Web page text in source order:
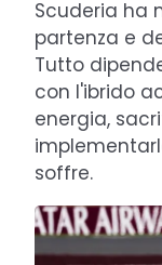
Scuderia ha
partenza e
Tutto
con l'ibrido
energia,
soffre.